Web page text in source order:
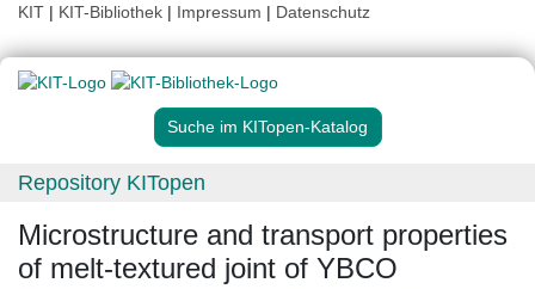
KIT | KIT-Bibliothek | Impressum | Datenschutz
Suche im KITopen-Katalog
Repository KITopen
Microstructure and transport properties
of melt-textured joint of YBCO